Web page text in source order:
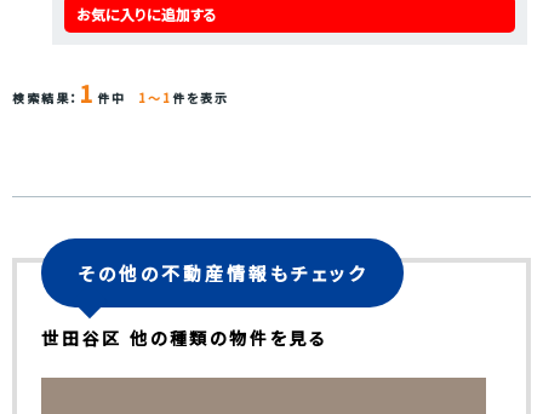
お気に入りに追加する
検索結果： 1 件中 1～1件を表示
その他の不動産情報もチェック
世田谷区 他の種類の物件を見る